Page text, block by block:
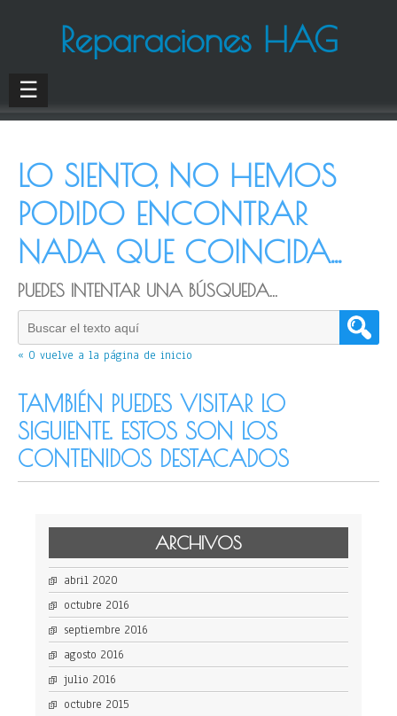
Reparaciones HAG
☰
LO SIENTO, NO HEMOS
PODIDO ENCONTRAR
NADA QUE COINCIDA...
PUEDES INTENTAR UNA BÚSQUEDA...
« O vuelve a la página de inicio
TAMBIÉN PUEDES VISITAR LO
SIGUIENTE. ESTOS SON LOS
CONTENIDOS DESTACADOS
ARCHIVOS
abril 2020
octubre 2016
septiembre 2016
agosto 2016
julio 2016
octubre 2015